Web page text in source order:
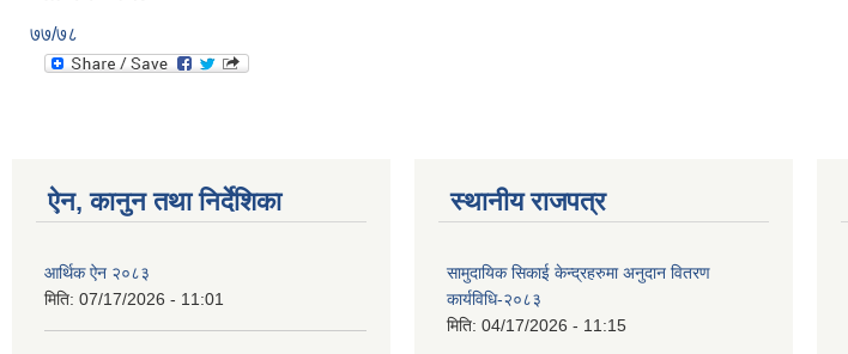
७७/७८
ऐन, कानुन तथा निर्देशिका
आर्थिक ऐन २०८३
मिति: 07/17/2026 - 11:01
स्थानीय राजपत्र
सामुदायिक सिकाई केन्द्रहरुमा अनुदान वितरण
कार्यविधि-२०८३
मिति: 04/17/2026 - 11:15